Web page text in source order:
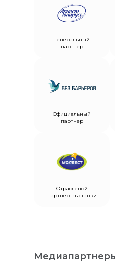
Генеральный
партнер
Официальный
партнер
Отраслевой
партнер выставки